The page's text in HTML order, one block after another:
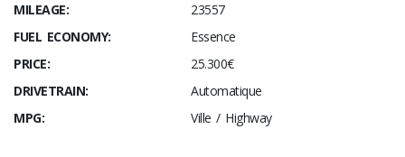
MILEAGE:
23557
FUEL ECONOMY:
Essence
PRICE:
25.300€
DRIVETRAIN:
Automatique
MPG:
Ville / Highway